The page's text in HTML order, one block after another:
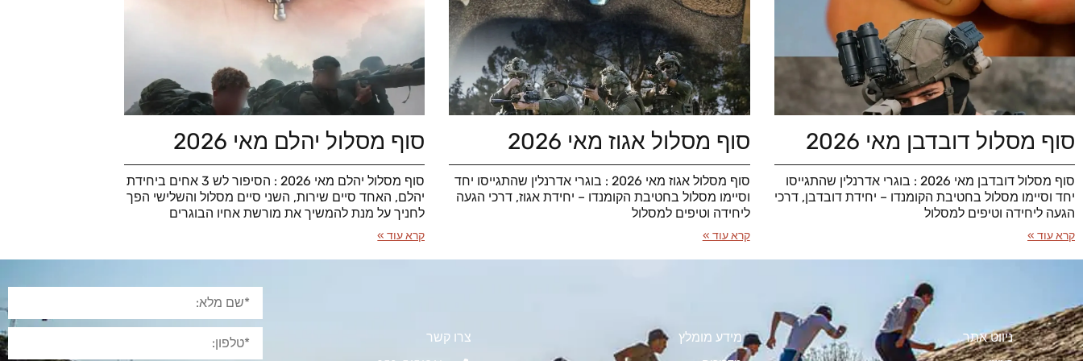
סוף מסלול דובדבן מאי 2026
סוף מסלול דובדבן מאי 2026 : בוגרי אדרנלין שהתגייסו
יחד וסיימו מסלול בחטיבת הקומנדו – יחידת דובדבן, דרכי
הגעה ליחידה וטיפים למסלול
קרא עוד »
סוף מסלול אגוז מאי 2026
סוף מסלול אגוז מאי 2026 : בוגרי אדרנלין שהתגייסו יחד
וסיימו מסלול בחטיבת הקומנדו – יחידת אגוז, דרכי הגעה
ליחידה וטיפים למסלול
קרא עוד »
סוף מסלול יהלם מאי 2026
סוף מסלול יהלם מאי 2026 : הסיפור לש 3 אחים ביחידת
יהלם, האחד סיים שירות, השני סיים מסלול והשלישי הפך
לחניך על מנת להמשיך את מורשת אחיו הבוגרים
קרא עוד »
ניווט אתר מידע מומלץ צרו קשר